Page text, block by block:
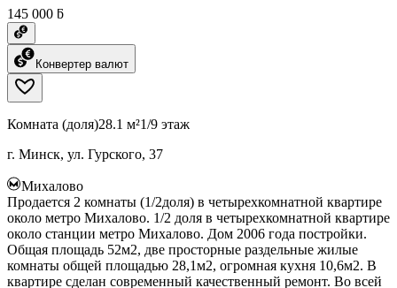
145 000 ƃ
Конвертер валют
Комната (доля)28.1 м²1/9 этаж
г. Минск, ул. Гурского, 37
Михалово
Продается 2 комнаты (1/2доля) в четырехкомнатной квартире
около метро Михалово. 1/2 доля в четырехкомнатной квартире
около станции метро Михалово. Дом 2006 года постройки.
Общая площадь 52м2, две просторные раздельные жилые
комнаты общей площадью 28,1м2, огромная кухня 10,6м2. В
квартире сделан современный качественный ремонт. Во всей